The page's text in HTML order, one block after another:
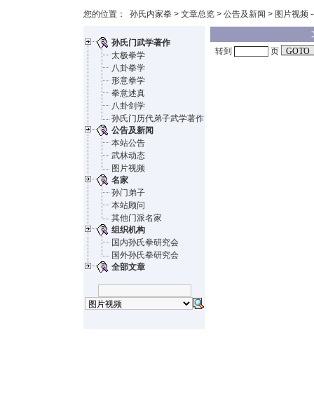
您的位置： 孙氏内家拳 > 文章总览 > 公告及新闻 > 图片视频
孙氏门武学著作
太极拳学
八卦拳学
形意拳学
拳意述真
八卦剑学
孙氏门历代弟子武学著作
公告及新闻
本站公告
武林动态
图片视频
名家
孙门弟子
本站顾问
其他门派名家
组织机构
国内孙氏拳研究会
国外孙氏拳研究会
全部文章
转到
页